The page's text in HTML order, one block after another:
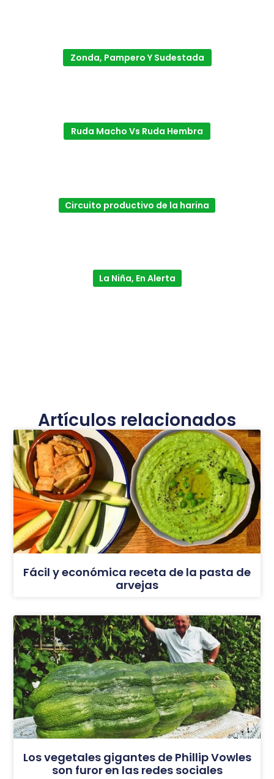
Zonda, Pampero Y Sudestada
Ruda Macho Vs Ruda Hembra
Circuito productivo de la harina
La Niña, En Alerta
Artículos relacionados
Fácil y económica receta de la pasta de
arvejas
Los vegetales gigantes de Phillip Vowles
son furor en las redes sociales